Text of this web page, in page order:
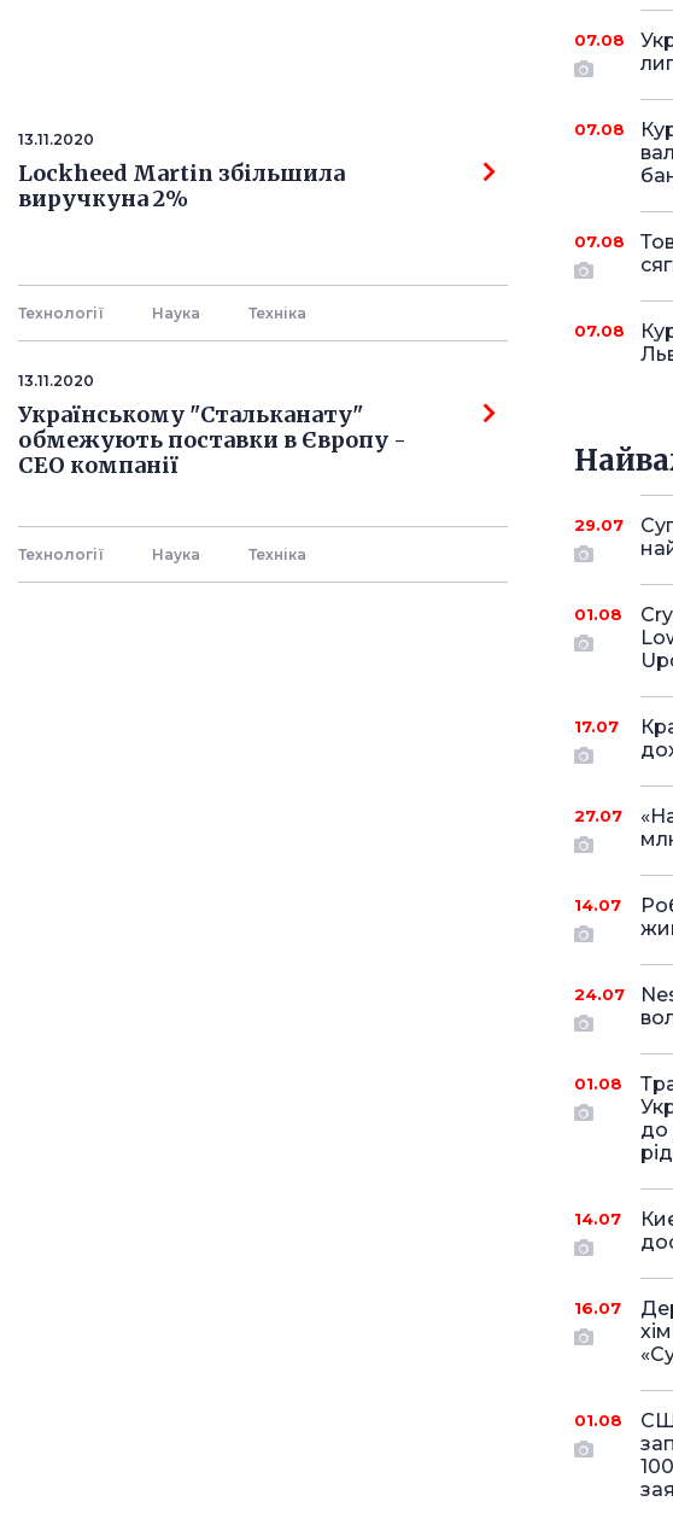
13.11.2020
Lockheed Martin збільшила
виручкуна 2%
Технології Наука Технiка
13.11.2020
Українському "Стальканату"
обмежують поставки в Європу -
СЕО компанії
Технології Наука Технiка
07.08
07.08
07.08
07.08
29.07
01.08
17.07
27.07
14.07
24.07
01.08
до
14.07
16.07
01.08